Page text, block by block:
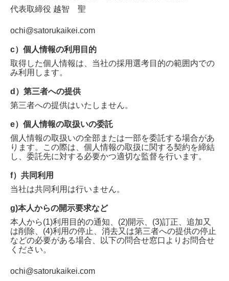
代表取締役 越智 聖
ochi@satorukaikei.com
c）個人情報の利用目的
取得した個人情報は、当社の採用選考目的の範囲内での
み利用します。
d）第三者への提供
第三者への提供はいたしません。
e）個人情報の取扱いの委託
個人情報の取扱いの全部または一部を委託する場合があ
ります。この際は、個人情報の取扱に関する契約を締結
し、委託先に対する必要かつ適切な監督を行います。
f）共同利用
当社は共同利用は行いません。
g)本人からの開示要求など
本人から(1)利用目的の通知、(2)開示、(3)訂正、追加又
は削除、(4)利用の停止、消去又は第三者への提供の停止
などの必要がある場合、以下の問合せ窓口よりお問合せ
ください。
ochi@satorukaikei.com